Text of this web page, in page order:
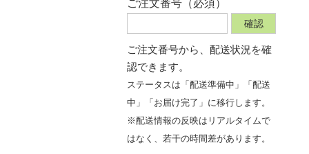
ご注文番号（必須）
ご注文番号から、 配送状況を確
認できます。
ステータスは「配送準備中」「配送
中」「お届け完了」に移行します。
※配送情報の反映はリアルタイムで
はなく、若干の時間差があります。